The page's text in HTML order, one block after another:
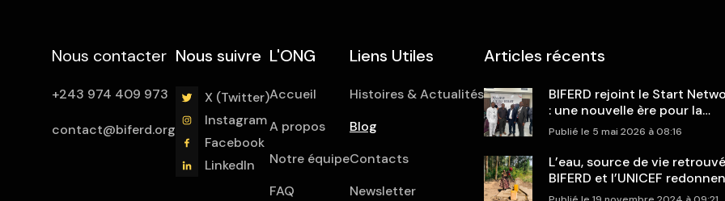
Nous contacter
+243 974 409 973
contact@biferd.org
Nous suivre
X (Twitter)
Instagram
Facebook
LinkedIn
L'ONG
Accueil
A propos
Notre équipe
FAQ
Liens Utiles
Histoires & Actualités
Blog
Contacts
Newsletter
Articles récents
BIFERD rejoint le Start
: une nouvelle ère pour la
réponse humanitaire en RDC
Publié le 5 mai 2026 à 08:16
L’eau, source de vie
BIFERD et l’UNICEF
espoir aux communautés de